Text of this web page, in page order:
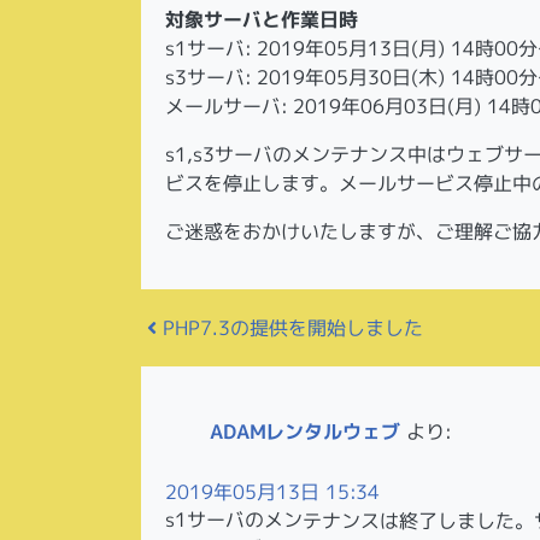
対象サーバと作業日時
s1サーバ: 2019年05月13日(月) 14時00
s3サーバ: 2019年05月30日(木) 14時00
メールサーバ: 2019年06月03日(月) 14時
s1,s3サーバのメンテナンス中はウェブサ
ビスを停止します。メールサービス停止
ご迷惑をおかけいたしますが、ご理解ご
投稿ナビゲーション
PHP7.3の提供を開始しました
ADAMレンタルウェブ より:
2019年05月13日 15:34
s1サーバのメンテナンスは終了しました